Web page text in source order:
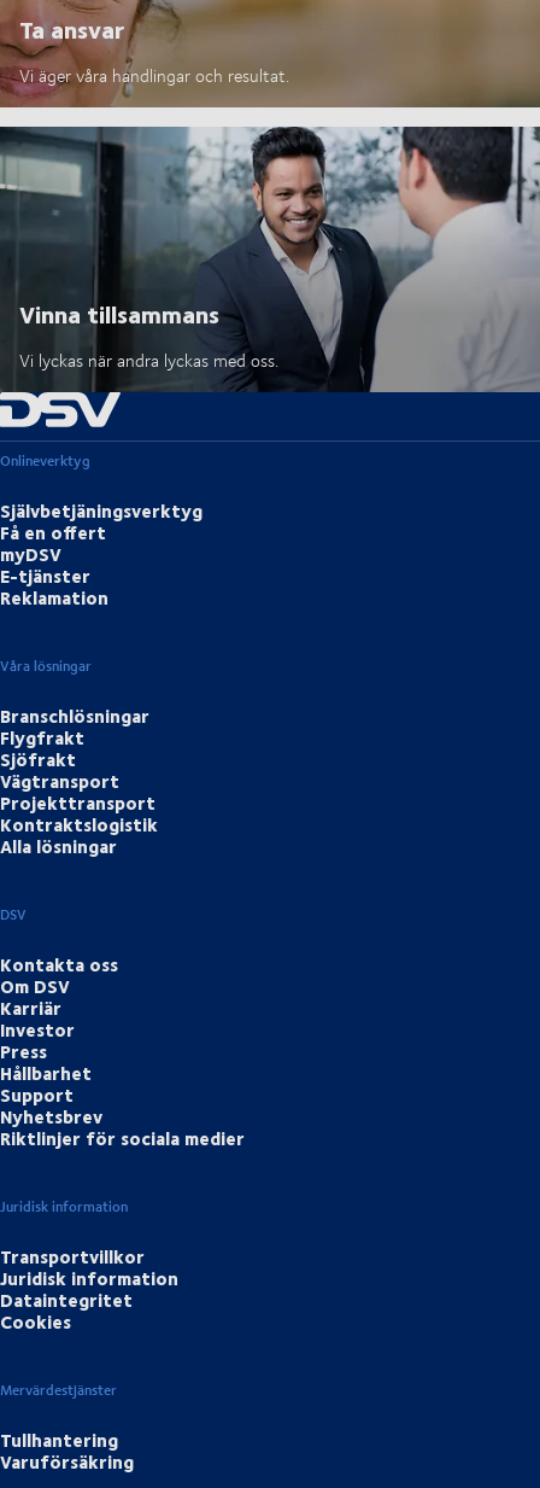
Ta ansvar
Vi äger våra handlingar och resultat.
Vinna tillsammans
Vi lyckas när andra lyckas med oss.
Onlineverktyg
Självbetjäningsverktyg
Få en offert
myDSV
E-tjänster
Reklamation
Våra lösningar
Branschlösningar
Flygfrakt
Sjöfrakt
Vägtransport
Projekttransport
Kontraktslogistik
Alla lösningar
DSV
Kontakta oss
Om DSV
Karriär
Investor
Press
Hållbarhet
Support
Nyhetsbrev
Riktlinjer för sociala medier
Juridisk information
Transportvillkor
Juridisk information
Dataintegritet
Cookies
Mervärdestjänster
Tullhantering
Varuförsäkring